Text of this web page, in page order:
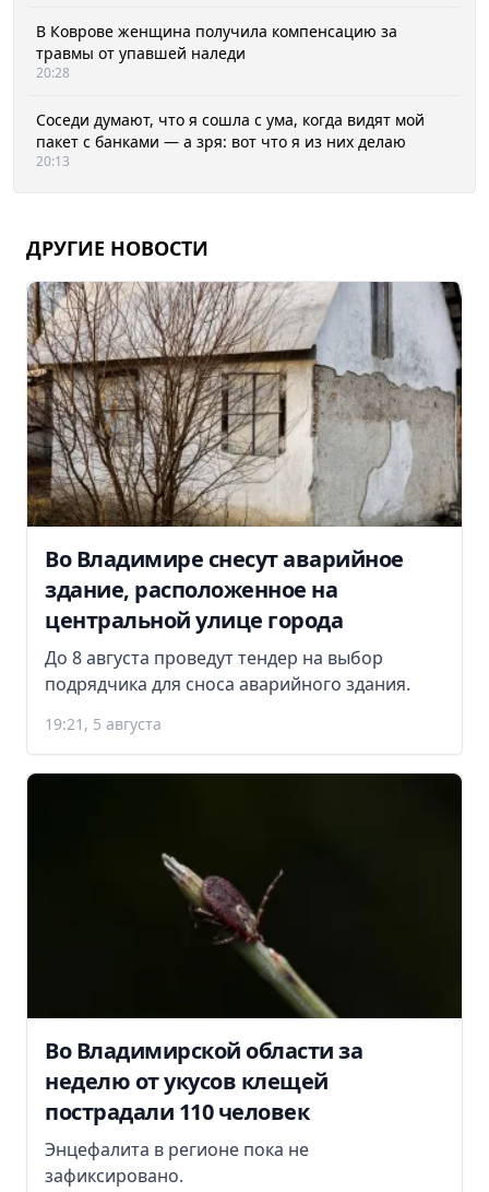
В Коврове женщина получила компенсацию за
травмы от упавшей наледи
20:28
Соседи думают, что я сошла с ума, когда видят мой
пакет с банками — а зря: вот что я из них делаю
20:13
ДРУГИЕ НОВОСТИ
Во Владимире снесут аварийное
здание, расположенное на
центральной улице города
До 8 августа проведут тендер на выбор
подрядчика для сноса аварийного здания.
19:21, 5 августа
Во Владимирской области за
неделю от укусов клещей
пострадали 110 человек
Энцефалита в регионе пока не
зафиксировано.